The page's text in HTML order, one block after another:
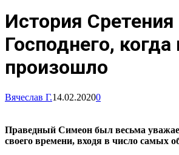
История Сретения
Господнего, когда
произошло
Вячеслав Г.14.02.20200
Праведный Симеон был весьма
своего времени, входя в число самых